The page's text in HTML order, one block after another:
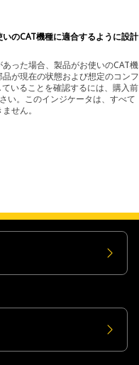
のCAT機種に適合するように設計
った場合、製品がお使いのCAT機
が現在の状態および想定のコンフ
いることを確認するには、購入前
い。このインジケータは、すべて
せん。